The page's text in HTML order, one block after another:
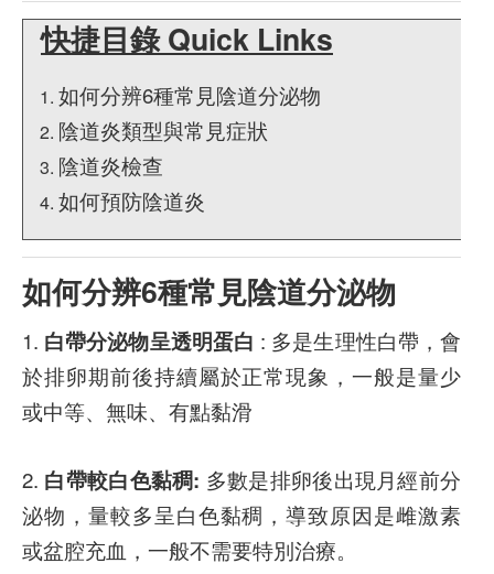
快捷目錄 Quick Links
如何分辨6種常見陰道分泌物
陰道炎類型與常見症狀
陰道炎檢查
如何預防陰道炎
如何分辨6種常見陰道分泌物
1. 白帶分泌物呈透明蛋白 : 多是生理性白帶，會
於排卵期前後持續屬於正常現象，一般是量少
或中等、無味、有點黏滑
2. 白帶較白色黏稠: 多數是排卵後出現月經前分
泌物，量較多呈白色黏稠，導致原因是雌激素
或盆腔充血，一般不需要特別治療。